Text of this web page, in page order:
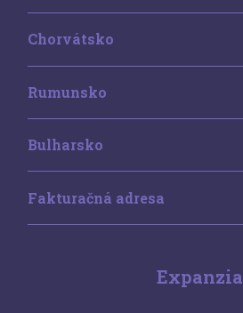
Chorvátsko
Rumunsko
Bulharsko
Fakturačná adresa
Expanzia